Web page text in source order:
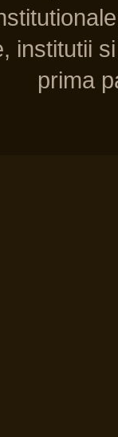
institutii
prima